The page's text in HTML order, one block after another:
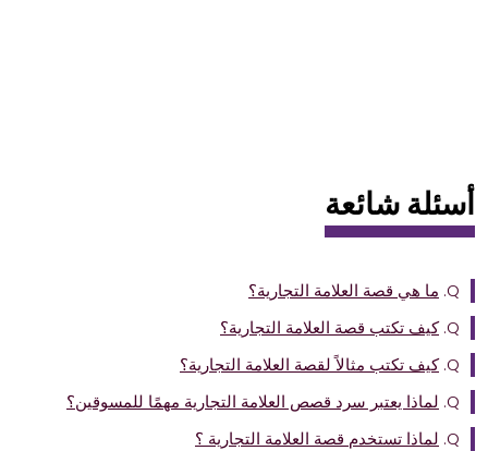
أسئلة شائعة
Q. ما هي قصة العلامة التجارية؟
Q. كيف تكتب قصة العلامة التجارية؟
Q. كيف تكتب مثالاً لقصة العلامة التجارية؟
Q. لماذا يعتبر سرد قصص العلامة التجارية مهمًا للمسوقين؟
Q. لماذا تستخدم قصة العلامة التجارية ؟